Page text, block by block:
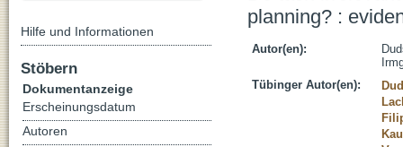
planning? :
Autor(en):
Tübinger Autor(en):
Hilfe und Informationen
Stöbern
Dokumentanzeige
Erscheinungsdatum
Autoren